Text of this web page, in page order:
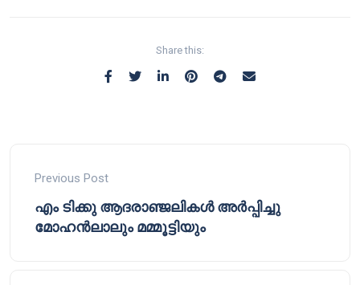
Share this:
Previous Post
എം ടിക്കു ആദരാഞ്ജലികൾ അർപ്പിച്ചു
മോഹൻലാലും മമ്മൂട്ടിയും